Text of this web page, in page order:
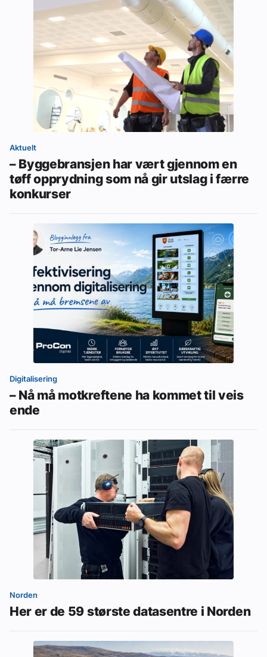
Aktuelt
– Byggebransjen har vært gjennom en
tøff opprydning som nå gir utslag i færre
konkurser
Digitalisering
– Nå må motkreftene ha kommet til veis
ende
Norden
Her er de 59 største datasentre i Norden